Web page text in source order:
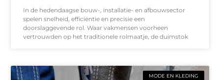
In de hedendaagse bouw-, installatie- en afbouwsector
spelen snelheid, efficiëntie en precisie een
doorslaggevende rol. Waar vakmensen voorheen
vertrouwden op het traditionele rolmaatje, de duimstok
MODE EN KLEDING